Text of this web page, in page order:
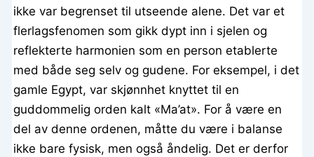
ikke var begrenset til utseende alene. Det var et
flerlagsfenomen som gikk dypt inn i sjelen og
reflekterte harmonien som en person etablerte
med både seg selv og gudene. For eksempel, i det
gamle Egypt, var skjønnhet knyttet til en
guddommelig orden kalt «Ma’at». For å være en
del av denne ordenen, måtte du være i balanse
ikke bare fysisk, men også åndelig. Det er derfor